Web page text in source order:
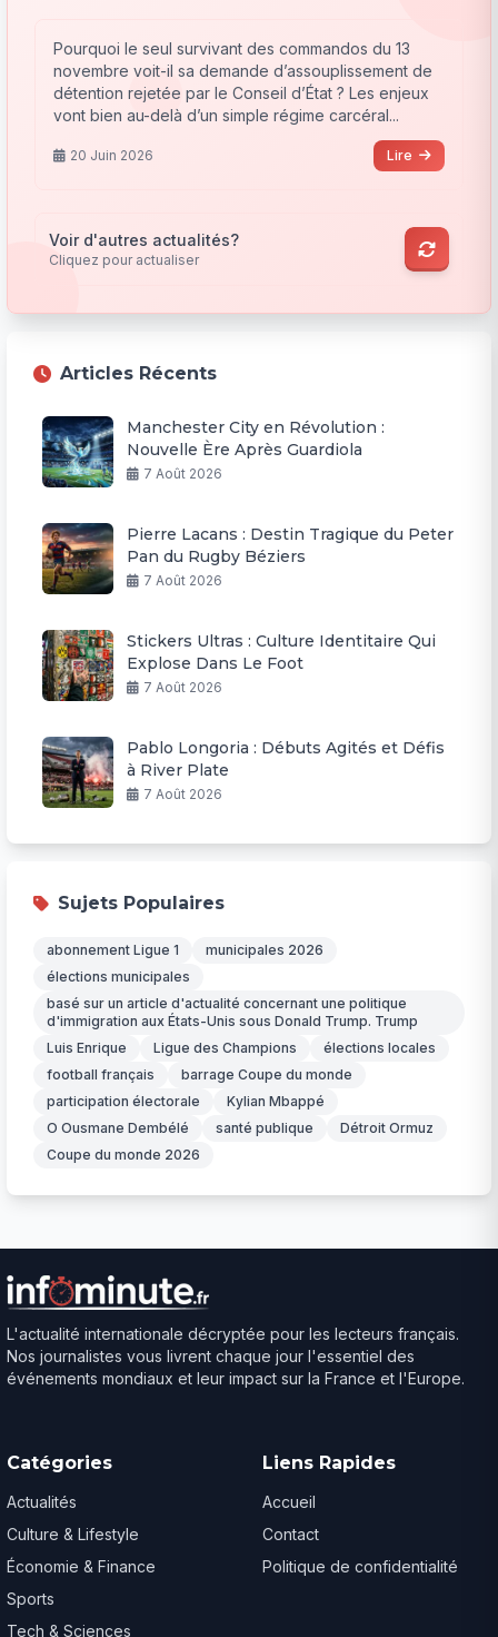
Pourquoi le seul survivant des commandos du 13
novembre voit-il sa demande d’assouplissement de
détention rejetée par le Conseil d’État ? Les enjeux
vont bien au-delà d’un simple régime carcéral...
20 Juin 2026 Lire
Voir d'autres actualités?
Cliquez pour actualiser
Articles Récents
Manchester City en Révolution :
Nouvelle Ère Après Guardiola
7 Août 2026
Pierre Lacans : Destin Tragique du Peter
Pan du Rugby Béziers
7 Août 2026
Stickers Ultras : Culture Identitaire Qui
Explose Dans Le Foot
7 Août 2026
Pablo Longoria : Débuts Agités et Défis
à River Plate
7 Août 2026
Sujets Populaires
abonnement Ligue 1
municipales 2026
élections municipales
basé sur un article d'actualité concernant une politique
d'immigration aux États-Unis sous Donald Trump. Trump
Luis Enrique
Ligue des Champions
élections locales
football français
barrage Coupe du monde
participation électorale
Kylian Mbappé
O Ousmane Dembélé
santé publique
Détroit Ormuz
Coupe du monde 2026
L'actualité internationale décryptée pour les lecteurs français.
Nos journalistes vous livrent chaque jour l'essentiel des
événements mondiaux et leur impact sur la France et l'Europe.
Catégories
Actualités
Culture & Lifestyle
Économie & Finance
Sports
Tech & Sciences
Liens Rapides
Accueil
Contact
Politique de confidentialité